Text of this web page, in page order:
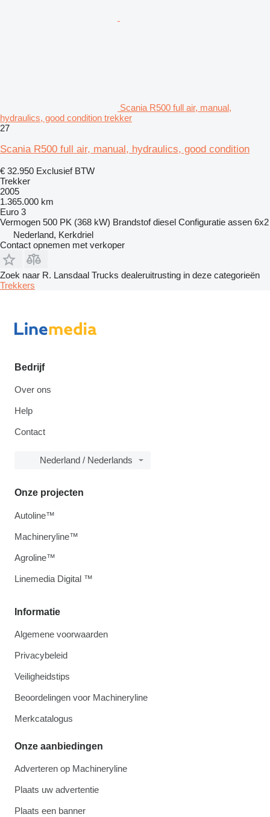
Scania R500 full air, manual,
hydraulics, good condition trekker
27
Scania R500 full air, manual, hydraulics, good condition
€ 32.950 Exclusief BTW
Trekker
2005
1.365.000 km
Euro 3
Vermogen 500 PK (368 kW) Brandstof diesel Configuratie assen 6x2
Nederland, Kerkdriel
Contact opnemen met verkoper
Zoek naar R. Lansdaal Trucks dealeruitrusting in deze categorieën
Trekkers
Bedrijf
Over ons
Help
Contact
Nederland / Nederlands
Informatie
Algemene voorwaarden
Privacybeleid
Veiligheidstips
Beoordelingen voor Machineryline
Merkcatalogus
Onze aanbiedingen
Adverteren op Machineryline
Plaats uw advertentie
Plaats een banner
Onze projecten
Autoline™
Machineryline™
Agroline™
Linemedia Digital ™